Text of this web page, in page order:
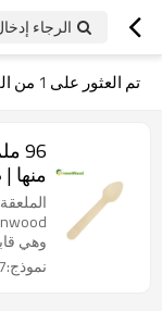
الرجاء
تم العثور على 1 من
منها
وهي
نموذج:GW-2407